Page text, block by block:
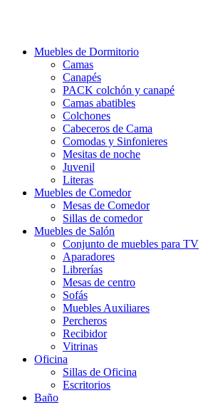
Muebles de Dormitorio
Camas
Canapés
PACK colchón y canapé
Camas abatibles
Colchones
Cabeceros de Cama
Comodas y Sinfonieres
Mesitas de noche
Juvenil
Literas
Muebles de Comedor
Mesas de Comedor
Sillas de comedor
Muebles de Salón
Conjunto de muebles para TV
Aparadores
Librerías
Mesas de centro
Sofás
Muebles Auxiliares
Percheros
Recibidor
Vitrinas
Oficina
Sillas de Oficina
Escritorios
Baño